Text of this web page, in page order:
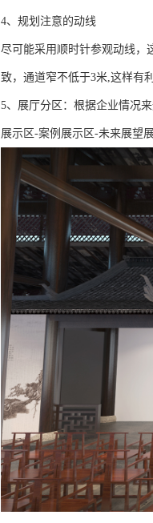
4、规划注意的动线
尽可能采用顺时针参观动线，
致，通道窄不低于3米,这样有
5、展厅分区：根据企业情况
展示区-案例展示区-未来展望展